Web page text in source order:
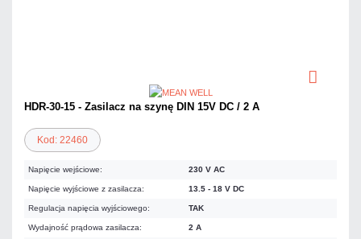
HDR-30-15 - Zasilacz na szynę DIN 15V DC / 2 A
Kod: 22460
Napięcie wejściowe: 230 V AC
Napięcie wyjściowe z zasilacza: 13.5 - 18 V DC
Regulacja napięcia wyjściowego: TAK
Wydajność prądowa zasilacza: 2 A